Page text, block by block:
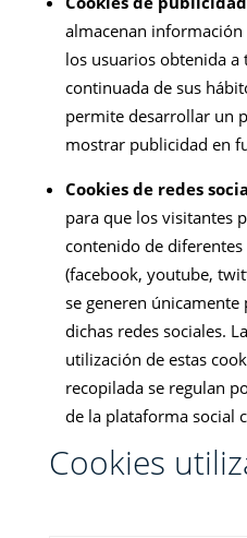
almacenan
los usuarios obtenida a
continuada de sus
permite desarrollar un
mostrar publicidad en
Cookies de redes
para que los visitantes
contenido de
(facebook, youtube,
se generen únicamente
dichas redes sociales.
utilización de estas
recopilada se regulan
de la plataforma social
Cookies